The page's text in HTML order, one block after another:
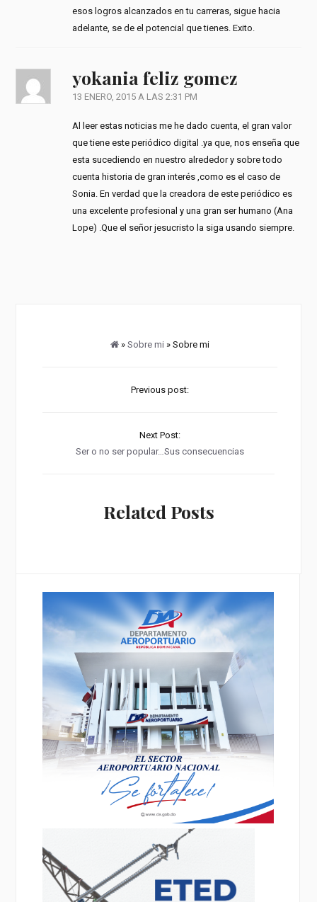
esos logros alcanzados en tu carreras, sigue hacia
adelante, se de el potencial que tienes. Exito.
yokania feliz gomez
13 ENERO, 2015 A LAS 2:31 PM
Al leer estas noticias me he dado cuenta, el gran valor
que tiene este periódico digital .ya que, nos enseña que
esta sucediendo en nuestro alrededor y sobre todo
cuenta historia de gran interés ,como es el caso de
Sonia. En verdad que la creadora de este periódico es
una excelente profesional y una gran ser humano (Ana
Lope) .Que el señor jesucristo la siga usando siempre.
» Sobre mi » Sobre mi
Previous post:
Next Post:
Ser o no ser popular…Sus consecuencias
Related Posts